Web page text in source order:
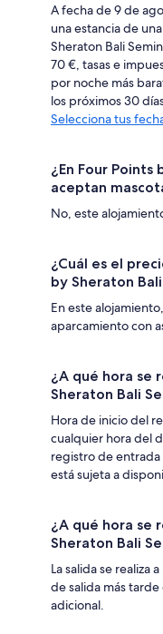
A fecha de 9 de
una estancia de
Sheraton Bali
70 €, tasas e
por noche más
los próximos 30
Selecciona tus
¿En Four Points
aceptan
No, este
¿Cuál es el
by Sheraton
En este
aparcamiento con
¿A qué hora se
Sheraton Bali
Hora de inicio del
cualquier hora del
registro de
está sujeta a
¿A qué hora se
Sheraton Bali
La salida se realiza
de salida más
adicional.